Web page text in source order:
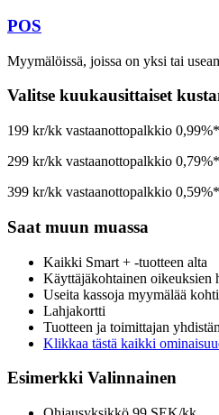
POS
Myymälöissä, joissa on yksi tai
Valitse kuukausittaiset
199 kr/kk vastaanottopalkkio
299 kr/kk vastaanottopalkkio
399 kr/kk vastaanottopalkkio
Saat muun muassa
Kaikki Smart + -tuotteen alta
Käyttäjäkohtainen oikeuksien
Useita kassoja myymälää kohti
Lahjakortti
Tuotteen ja toimittajan
Klikkaa tästä kaikki
Esimerkki Valinnainen